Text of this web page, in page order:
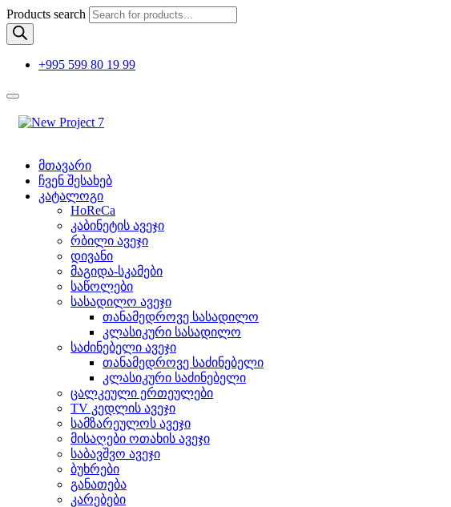
Products search
+995 599 80 19 99
მთავარი
ჩვენ შესახებ
კატალოგი
HoReCa
კაბინეტის ავეჯი
რბილი ავეჯი
დივანი
მაგიდა-სკამები
საწოლები
სასადილო ავეჯი
თანამედროვე სასადილო
კლასიკური სასადილო
საძინებელი ავეჯი
თანამედროვე საძინებელი
კლასიკური საძინებელი
ცალკეული ერთეულები
TV კედლის ავეჯი
სამზარეულოს ავეჯი
მისაღები ოთახის ავეჯი
საბავშვო ავეჯი
ბუხრები
განათება
კარებები